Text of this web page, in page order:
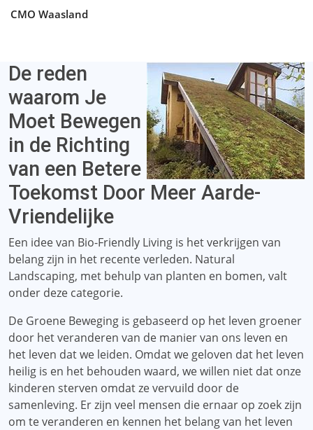
CMO Waasland
De reden
waarom Je
Moet Bewegen
in de Richting
van een Betere
Toekomst Door Meer Aarde-
Vriendelijke
Een idee van Bio-Friendly Living is het verkrijgen van
belang zijn in het recente verleden. Natural
Landscaping, met behulp van planten en bomen, valt
onder deze categorie.
De Groene Beweging is gebaseerd op het leven groener
door het veranderen van de manier van ons leven en
het leven dat we leiden. Omdat we geloven dat het leven
heilig is en het behouden waard, we willen niet dat onze
kinderen sterven omdat ze vervuild door de
samenleving. Er zijn veel mensen die ernaar op zoek zijn
om te veranderen en kennen het belang van het leven